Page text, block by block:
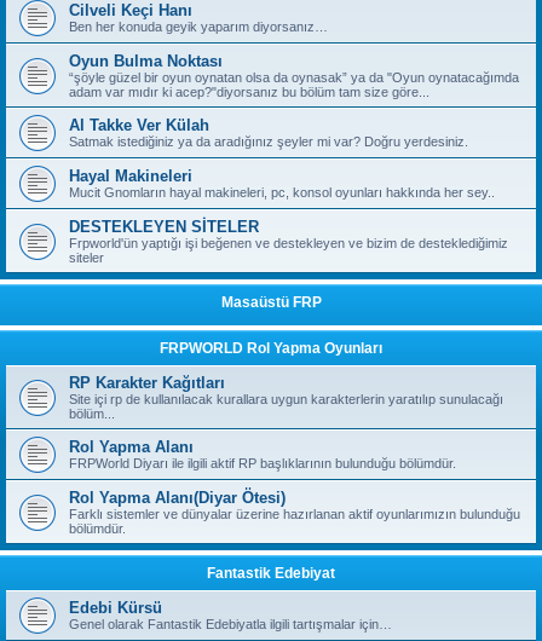
Cilveli Keçi Hanı
Ben her konuda geyik yaparım diyorsanız…
Oyun Bulma Noktası
“şöyle güzel bir oyun oynatan olsa da oynasak” ya da "Oyun oynatacağımda
adam var mıdır ki acep?"diyorsanız bu bölüm tam size göre...
Al Takke Ver Külah
Satmak istediğiniz ya da aradığınız şeyler mi var? Doğru yerdesiniz.
Hayal Makineleri
Mucit Gnomların hayal makineleri, pc, konsol oyunları hakkında her sey..
DESTEKLEYEN SİTELER
Frpworld'ün yaptığı işi beğenen ve destekleyen ve bizim de desteklediğimiz
siteler
Masaüstü FRP
FRPWORLD Rol Yapma Oyunları
RP Karakter Kağıtları
Site içi rp de kullanılacak kurallara uygun karakterlerin yaratılıp sunulacağı
bölüm...
Rol Yapma Alanı
FRPWorld Diyarı ile ilgili aktif RP başlıklarının bulunduğu bölümdür.
Rol Yapma Alanı(Diyar Ötesi)
Farklı sistemler ve dünyalar üzerine hazırlanan aktif oyunlarımızın bulunduğu
bölümdür.
Fantastik Edebiyat
Edebi Kürsü
Genel olarak Fantastik Edebiyatla ilgili tartışmalar için…